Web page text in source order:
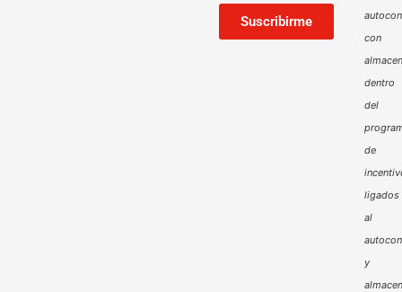
Suscribirme
con
dentro
del
de
ligados
al
y